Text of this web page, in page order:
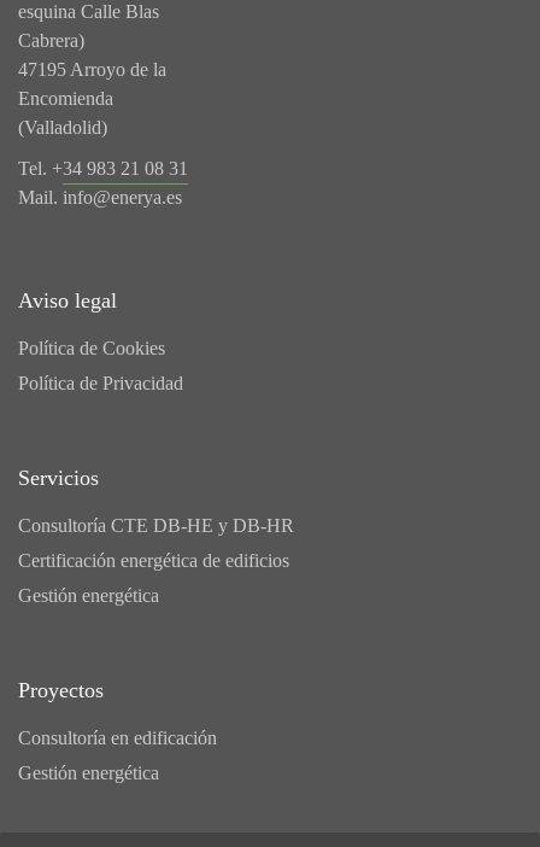
esquina Calle Blas
Cabrera)
47195 Arroyo de la
Encomienda
(Valladolid)
Tel. +34 983 21 08 31
Mail. info@enerya.es
Aviso legal
Política de Cookies
Política de Privacidad
Servicios
Consultoría CTE DB-HE y DB-HR
Certificación energética de edificios
Gestión energética
Proyectos
Consultoría en edificación
Gestión energética